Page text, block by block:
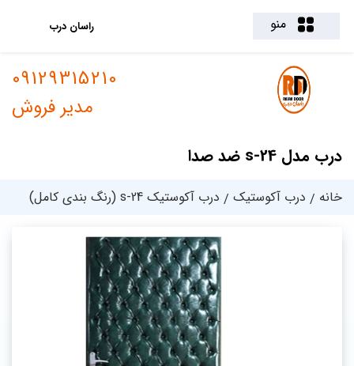
منو راسان درب
درب مدل s-24 ضد صدا
09129315210
مدیر فروش
خانه درب آکوستیک درب آکوستیک s-24 (رنگ بندی کامل)